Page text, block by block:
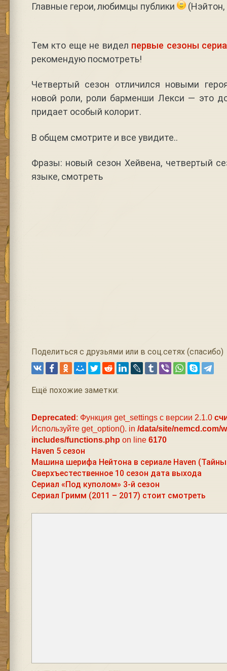
Главные герои, любимцы публики (Нэйтон,
Тем кто еще не видел первые сезоны
рекомендую посмотреть!
Четвертый сезон отличился новыми
новой роли, роли барменши Лекси — это
придает особый колорит.
В общем смотрите и все увидите..
Фразы: новый сезон Хейвена, четвертый
языке, смотреть
Поделиться с друзьями или в соц.сетях (спасибо)
Ещё похожие заметки:
Deprecated : Функция get_settings с версии 2.1.0
Используйте get_option(). in /data/site/nemcd.com/
includes/functions.php on line 6170
Haven 5 сезон
Машина шерифа Нейтона в сериале Haven (Тайны
Сверхъестественное 10 сезон дата выхода
Сериал «Под куполом» 3-й сезон
Cериал Гримм (2011 – 2017) стоит смотреть